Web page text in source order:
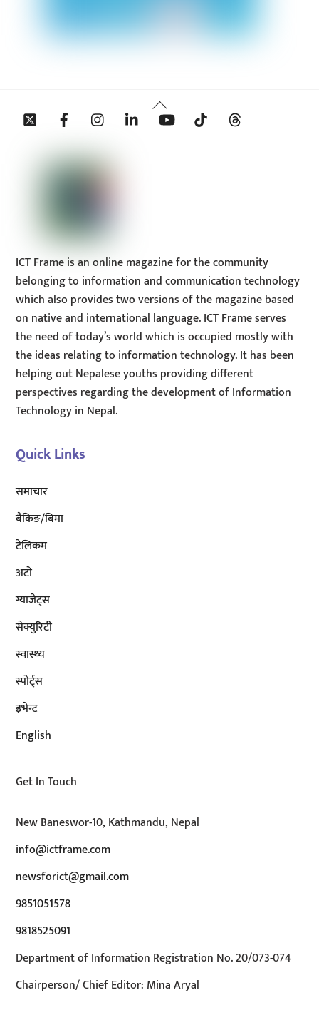
Back
To
Twitter Facebook InstagramLinkedin YouTube Tiktok
ICT Frame is an online magazine for the community
belonging to information and communication technology
which also provides two versions of the magazine based
on native and international language. ICT Frame serves
the need of today’s world which is occupied mostly with
the ideas relating to information technology. It has been
helping out Nepalese youths providing different
perspectives regarding the development of Information
Technology in Nepal.
Quick Links
समाचार
बैंकिङ/बिमा
टेलिकम
अटाे
ग्याजेट्स
सेक्युरिटी
स्वास्थ्य
स्पोर्ट्स
इभेन्ट
English
Get In Touch
New Baneswor-10, Kathmandu, Nepal
info@ictframe.com
newsforict@gmail.com
9851051578
9818525091
Department of Information Registration No. 20/073-074
Chairperson/ Chief Editor: Mina Aryal